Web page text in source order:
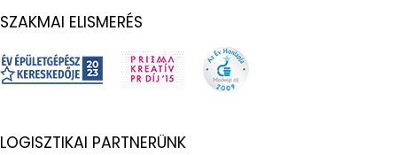
SZAKMAI ELISMERÉS
LOGISZTIKAI PARTNERÜNK